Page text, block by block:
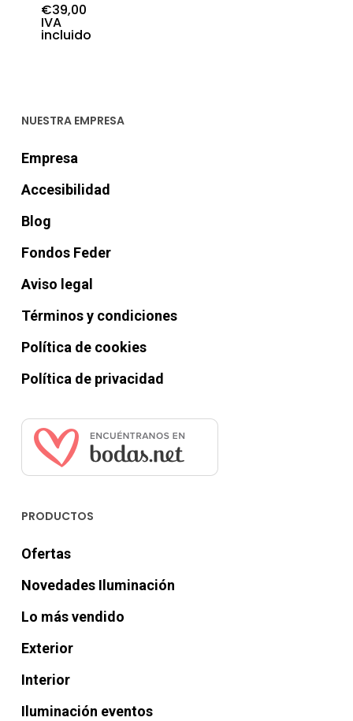
€39,00
IVA
incluido
NUESTRA EMPRESA
Empresa
Accesibilidad
Blog
Fondos Feder
Aviso legal
Términos y condiciones
Política de cookies
Política de privacidad
PRODUCTOS
Ofertas
Novedades Iluminación
Lo más vendido
Exterior
Interior
Iluminación eventos